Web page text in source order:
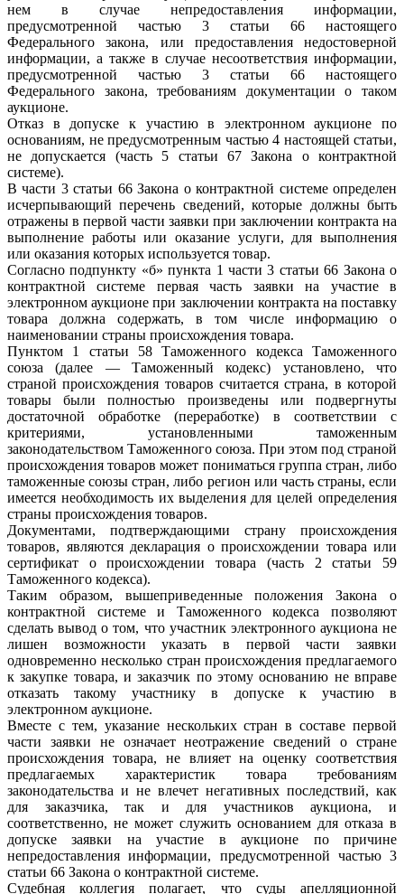
нем в случае непредоставления информации,
предусмотренной частью 3 статьи 66 настоящего
Федерального закона, или предоставления недостоверной
информации, а также в случае несоответствия информации,
предусмотренной частью 3 статьи 66 настоящего
Федерального закона, требованиям документации о таком
аукционе.
Отказ в допуске к участию в электронном аукционе по
основаниям, не предусмотренным частью 4 настоящей статьи,
не допускается (часть 5 статьи 67 Закона о контрактной
системе).
В части 3 статьи 66 Закона о контрактной системе определен
исчерпывающий перечень сведений, которые должны быть
отражены в первой части заявки при заключении контракта на
выполнение работы или оказание услуги, для выполнения
или оказания которых используется товар.
Согласно подпункту «б» пункта 1 части 3 статьи 66 Закона о
контрактной системе первая часть заявки на участие в
электронном аукционе при заключении контракта на поставку
товара должна содержать, в том числе информацию о
наименовании страны происхождения товара.
Пунктом 1 статьи 58 Таможенного кодекса Таможенного
союза (далее — Таможенный кодекс) установлено, что
страной происхождения товаров считается страна, в которой
товары были полностью произведены или подвергнуты
достаточной обработке (переработке) в соответствии с
критериями, установленными таможенным
законодательством Таможенного союза. При этом под страной
происхождения товаров может пониматься группа стран, либо
таможенные союзы стран, либо регион или часть страны, если
имеется необходимость их выделения для целей определения
страны происхождения товаров.
Документами, подтверждающими страну происхождения
товаров, являются декларация о происхождении товара или
сертификат о происхождении товара (часть 2 статьи 59
Таможенного кодекса).
Таким образом, вышеприведенные положения Закона о
контрактной системе и Таможенного кодекса позволяют
сделать вывод о том, что участник электронного аукциона не
лишен возможности указать в первой части заявки
одновременно несколько стран происхождения предлагаемого
к закупке товара, и заказчик по этому основанию не вправе
отказать такому участнику в допуске к участию в
электронном аукционе.
Вместе с тем, указание нескольких стран в составе первой
части заявки не означает неотражение сведений о стране
происхождения товара, не влияет на оценку соответствия
предлагаемых характеристик товара требованиям
законодательства и не влечет негативных последствий, как
для заказчика, так и для участников аукциона, и
соответственно, не может служить основанием для отказа в
допуске заявки на участие в аукционе по причине
непредоставления информации, предусмотренной частью 3
статьи 66 Закона о контрактной системе.
Судебная коллегия полагает, что суды апелляционной